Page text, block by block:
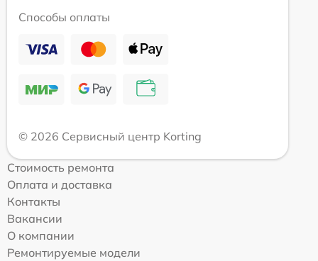
Способы оплаты
© 2026 Сервисный центр Korting
Стоимость ремонта
Оплата и доставка
Контакты
Вакансии
О компании
Ремонтируемые модели